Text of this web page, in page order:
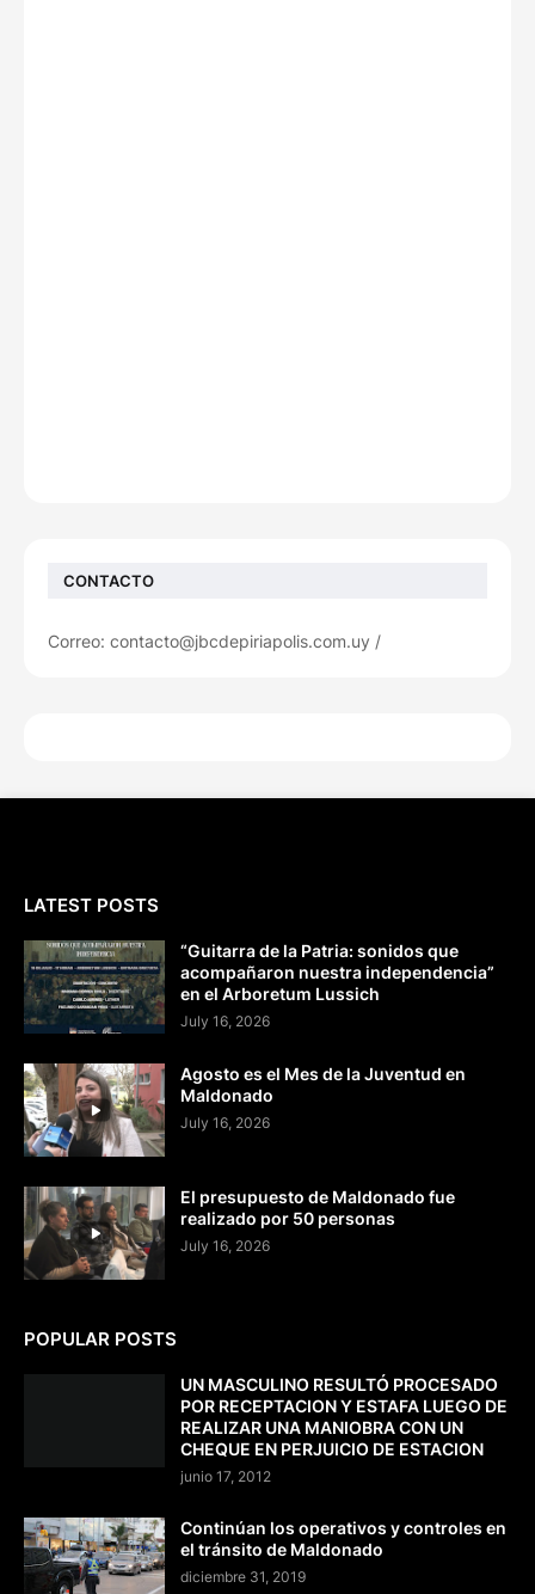
CONTACTO
Correo: contacto@jbcdepiriapolis.com.uy /
LATEST POSTS
“Guitarra de la Patria: sonidos que
acompañaron nuestra independencia”
en el Arboretum Lussich
July 16, 2026
Agosto es el Mes de la Juventud en
Maldonado
July 16, 2026
El presupuesto de Maldonado fue
realizado por 50 personas
July 16, 2026
POPULAR POSTS
UN MASCULINO RESULTÓ PROCESADO
POR RECEPTACION Y ESTAFA LUEGO DE
REALIZAR UNA MANIOBRA CON UN
CHEQUE EN PERJUICIO DE ESTACION
junio 17, 2012
Continúan los operativos y controles en
el tránsito de Maldonado
diciembre 31, 2019